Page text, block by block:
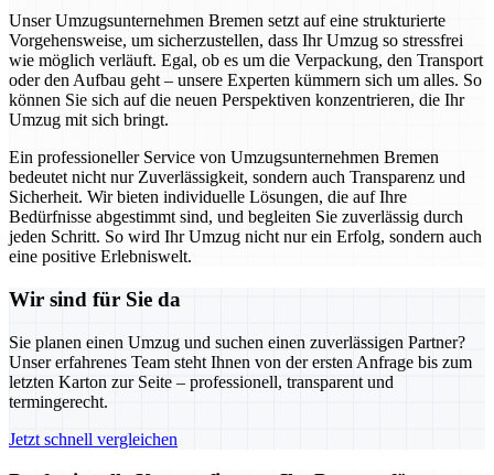
Unser Umzugsunternehmen Bremen setzt auf eine strukturierte
Vorgehensweise, um sicherzustellen, dass Ihr Umzug so stressfrei
wie möglich verläuft. Egal, ob es um die Verpackung, den Transport
oder den Aufbau geht – unsere Experten kümmern sich um alles. So
können Sie sich auf die neuen Perspektiven konzentrieren, die Ihr
Umzug mit sich bringt.
Ein professioneller Service von Umzugsunternehmen Bremen
bedeutet nicht nur Zuverlässigkeit, sondern auch Transparenz und
Sicherheit. Wir bieten individuelle Lösungen, die auf Ihre
Bedürfnisse abgestimmt sind, und begleiten Sie zuverlässig durch
jeden Schritt. So wird Ihr Umzug nicht nur ein Erfolg, sondern auch
eine positive Erlebniswelt.
Wir sind für Sie da
Sie planen einen Umzug und suchen einen zuverlässigen Partner?
Unser erfahrenes Team steht Ihnen von der ersten Anfrage bis zum
letzten Karton zur Seite – professionell, transparent und
termingerecht.
Jetzt schnell vergleichen